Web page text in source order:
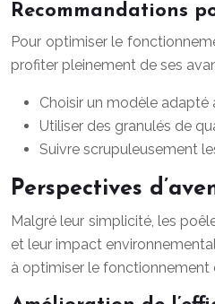
Recommandations
Pour optimiser le
profiter pleinement de ses
Choisir un modèle adapté
Utiliser des granulés de
Suivre scrupuleusement
Perspectives
Malgré leur simplicité, les
et leur impact
à optimiser le fonctionnement